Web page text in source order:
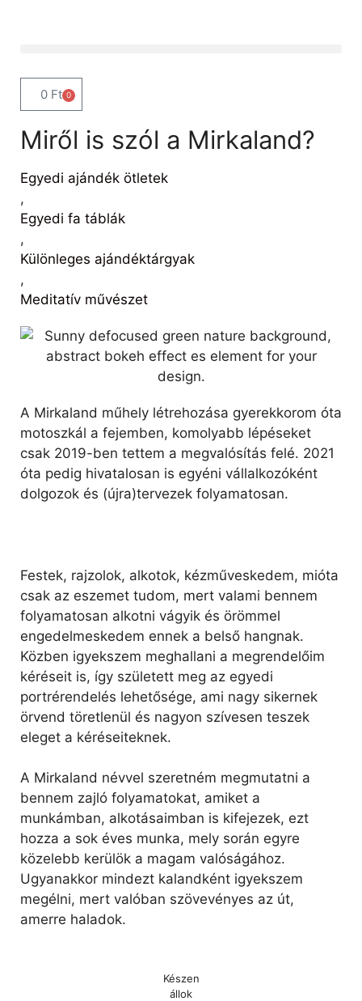
0 Ft 0
Miről is szól a Mirkaland?
Egyedi ajándék ötletek
,
Egyedi fa táblák
,
Különleges ajándéktárgyak
,
Meditatív művészet
A Mirkaland műhely létrehozása gyerekkorom óta
motoszkál a fejemben, komolyabb lépéseket
csak 2019-ben tettem a megvalósítás felé. 2021
óta pedig hivatalosan is egyéni vállalkozóként
dolgozok és (újra)tervezek folyamatosan.
Festek, rajzolok, alkotok, kézműveskedem, mióta
csak az eszemet tudom, mert valami bennem
folyamatosan alkotni vágyik és örömmel
engedelmeskedem ennek a belső hangnak.
Közben igyekszem meghallani a megrendelőim
kéréseit is, így született meg az egyedi
portrérendelés lehetősége, ami nagy sikernek
örvend töretlenül és nagyon szívesen teszek
eleget a kéréseiteknek.
A Mirkaland névvel szeretném megmutatni a
bennem zajló folyamatokat, amiket a
munkámban, alkotásaimban is kifejezek, ezt
hozza a sok éves munka, mely során egyre
közelebb kerülök a magam valóságához.
Ugyanakkor mindezt kalandként igyekszem
megélni, mert valóban szövevényes az út,
amerre haladok.
Készen
állok